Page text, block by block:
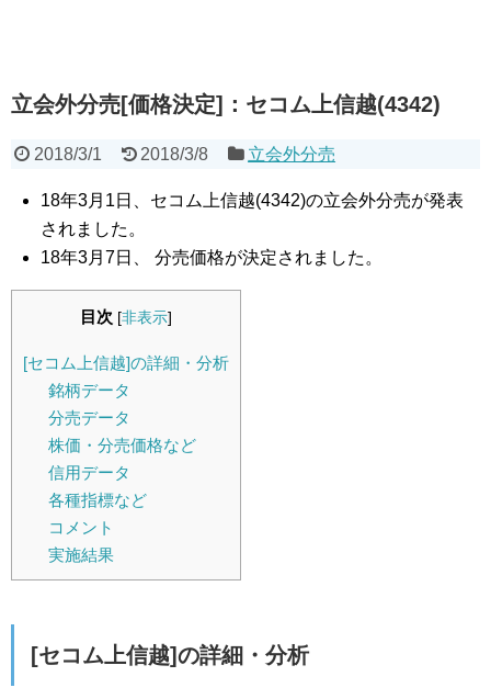
立会外分売[価格決定]：セコム上信越(4342)
2018/3/1 2018/3/8 立会外分売
18年3月1日、セコム上信越(4342)の立会外分売が発表
されました。
18年3月7日、 分売価格が決定されました。
目次 [非表示]
[セコム上信越]の詳細・分析
銘柄データ
分売データ
株価・分売価格など
信用データ
各種指標など
コメント
実施結果
[セコム上信越]の詳細・分析